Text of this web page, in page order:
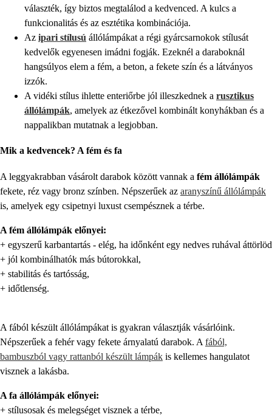
választék, így biztos megtalálod a kedvenced. A kulcs a
funkcionalitás és az esztétika kombinációja.
Az ipari stílusú állólámpákat a régi gyárcsarnokok stílusát
kedvelők egyenesen imádni fogják. Ezeknél a daraboknál
hangsúlyos elem a fém, a beton, a fekete szín és a látványos
izzók.
A vidéki stílus ihlette enteriőrbe jól illeszkednek a rusztikus
állólámpák, amelyek az étkezővel kombinált konyhákban és a
nappalikban mutatnak a legjobban.
Mik a kedvencek? A fém és fa
A leggyakrabban vásárolt darabok között vannak a fém állólámpák
fekete, réz vagy bronz színben. Népszerűek az aranyszínű állólámpák
is, amelyek egy csipetnyi luxust csempésznek a térbe.
A fém állólámpák előnyei:
+ egyszerű karbantartás - elég, ha időnként egy nedves ruhával áttörlöd
+ jól kombinálhatók más bútorokkal,
+ stabilitás és tartósság,
+ időtlenség.
A fából készült állólámpákat is gyakran választják vásárlóink.
Népszerűek a fehér vagy fekete árnyalatú darabok. A fából,
bambuszból vagy rattanból készült lámpák is kellemes hangulatot
visznek a lakásba.
A fa állólámpák előnyei:
+ stílusosak és melegséget visznek a térbe,